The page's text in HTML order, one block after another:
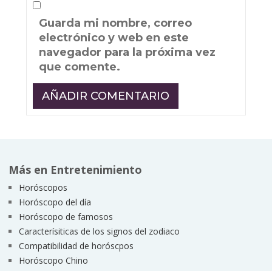
Guarda mi nombre, correo
electrónico y web en este
navegador para la próxima vez
que comente.
Más en Entretenimiento
Horóscopos
Horóscopo del día
Horóscopo de famosos
Caracterísiticas de los signos del zodiaco
Compatibilidad de horóscpos
Horóscopo Chino